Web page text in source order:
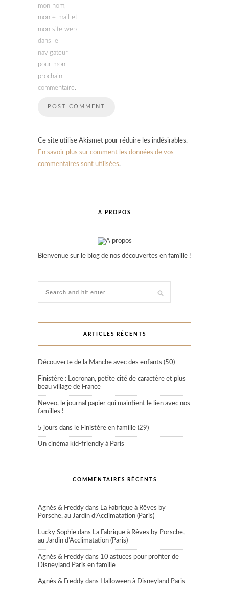
mon nom,
mon e-mail et
mon site web
dans le
navigateur
pour mon
prochain
commentaire.
Ce site utilise Akismet pour réduire les indésirables.
En savoir plus sur comment les données de vos
commentaires sont utilisées.
A PROPOS
Bienvenue sur le blog de nos découvertes en famille !
ARTICLES RÉCENTS
Découverte de la Manche avec des enfants (50)
Finistère : Locronan, petite cité de caractère et plus
beau village de France
Neveo, le journal papier qui maintient le lien avec nos
familles !
5 jours dans le Finistère en famille (29)
Un cinéma kid-friendly à Paris
COMMENTAIRES RÉCENTS
Agnès & Freddy dans La Fabrique à Rêves by
Porsche, au Jardin d’Acclimatation (Paris)
Lucky Sophie dans La Fabrique à Rêves by Porsche,
au Jardin d’Acclimatation (Paris)
Agnès & Freddy dans 10 astuces pour profiter de
Disneyland Paris en famille
Agnès & Freddy dans Halloween à Disneyland Paris